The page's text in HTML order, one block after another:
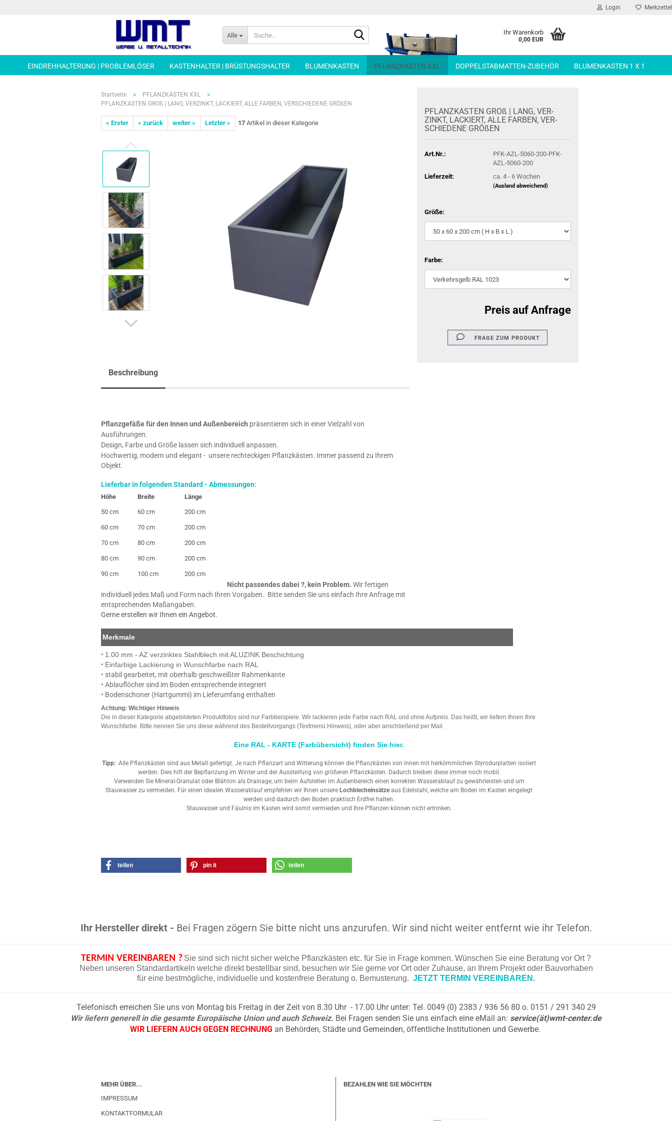
Login Merkzettel
Alle Ihr Warenkorb
0,00 EUR
EINDREHHALTERUNG | PROBLEMLÖSER KASTENHALTER | BRÜSTUNGSHALTER BLUMENKASTEN PFLANZKASTEN XXL DOPPELSTABMATTEN-ZUBEHÖR BLUMENKASTEN 1 X 1
Startseite » PFLANZKASTEN XXL »
PFLANZKASTEN GROß | LANG, VERZINKT, LACKIERT, ALLE FARBEN, VERSCHIEDENE GRÖßEN
« Erster « zurück weiter » Letzter » 17 Artikel in dieser Kategorie
PFLANZ­KAS­TEN GROß | LANG, VER­
ZINKT, LA­CKIERT, ALLE FAR­BEN, VER­
SCHIE­DE­NE GRÖ­ßEN
Art.Nr.:
PFK-AZL-5060-200-PFK-
AZL-5060-200
Lieferzeit:
ca. 4 - 6 Wochen
(Ausland abweichend)
Größe:
Farbe:
Preis auf Anfrage
FRAGE ZUM PRODUKT
Beschreibung
Pflanzgefäße für den Innen und Außenbereich präsentieren sich in einer Vielzahl von
Ausführungen.
Design, Farbe und Größe lassen sich individuell anpassen.
Hochwertig, modern und elegant - unsere rechteckigen Pflanzkästen. Immer passend zu Ihrem
Objekt.
Lieferbar in folgenden Standard - Abmessungen:
Höhe Breite
Länge
50 cm
60 cm 200 cm
60 cm 70 cm 200 cm
70 cm 80 cm 200 cm
80 cm 90 cm 200 cm
90 cm 100 cm 200 cm
Nicht passendes dabei ?, kein Problem. Wir fertigen
individuell jedes Maß und Form nach Ihren Vorgaben. Bitte senden Sie uns einfach Ihre Anfrage mit
entsprechenden Maßangaben.
Gerne erstellen wir Ihnen ein Angebot.
Merkmale
• 1.00 mm - AZ verzinktes Stahlblech mit ALUZINK Beschichtung
• Einfarbige Lackierung in Wunschfarbe nach RAL
• stabil gearbeitet, mit oberhalb geschweißter Rahmenkante
• Ablauflöcher sind im Boden entsprechende integriert
• Bodenschoner (Hartgummi) im Lieferumfang enthalten
Achtung: Wichtiger Hinweis
Die in dieser Kategorie abgebildeten Produktfotos sind nur Farbbeispiele. Wir lackieren jede Farbe nach RAL und ohne Aufpreis. Das heißt, wir liefern Ihnen Ihre
Wunschfarbe. Bitte nennen Sie uns diese während des Bestellvorgangs (Textmenü Hinweis), oder aber anschließend per Mail.
Eine RAL - KARTE (Farbübersicht) finden Sie hier.
Tipp: Alle Pflanzkästen sind aus Metall gefertigt. Je nach Pflanzart und Witterung können die Pflanzkästen von innen mit herkömmlichen Styrodurplatten isoliert
werden. Dies hift der Bepflanzung im Winter und der Aussteifung von größeren Pflanzkästen. Dadurch bleiben diese immer noch mobil.
Verwenden Sie Mineral-Granulat oder Blähton als Drainage, um beim Aufstellen im Außenbereich einen korrekten Wasserablauf zu gewährleisten und um
Stauwasser zu vermeiden. Für einen idealen Wasserablauf empfehlen wir Ihnen unsere Lochblecheinsätze aus Edelstahl, welche am Boden im Kasten eingelegt
werden und dadurch den Boden praktisch Erdfrei halten.
Stauwasser und Fäulnis im Kasten wird somit vermieden und Ihre Pflanzen können nicht ertrinken.
teilen pin it teilen
Ihr Hersteller direkt - Bei Fragen zögern Sie bitte nicht uns anzurufen. Wir sind nicht weiter entfernt wie ihr Telefon.
TERMIN VEREINBAREN ? Sie sind sich nicht sicher welche Pflanzkästen etc. für Sie in Frage kommen. Wünschen Sie eine Beratung vor Ort ?
Neben unseren Standardartikeln welche direkt bestellbar sind, besuchen wir Sie gerne vor Ort oder Zuhause, an Ihrem Projekt oder Bauvorhaben
für eine bestmögliche, individuelle und kostenfreie Beratung o. Bemusterung. JETZT TERMIN VEREINBAREN.
Telefonisch erreichen Sie uns von Montag bis Freitag in der Zeit von 8.30 Uhr - 17.00 Uhr unter: Tel. 0049 (0) 2383 / 936 56 80 o. 0151 / 291 340 29
Wir liefern generell in die gesamte Europäische Union und auch Schweiz. Bei Fragen senden Sie uns einfach eine eMail an: service(ät)wmt-center.de
WIR LIEFERN AUCH GEGEN RECHNUNG an Behörden, Städte und Gemeinden, öffentliche Institutionen und Gewerbe.
MEHR ÜBER...
IMPRESSUM
KONTAKTFORMULAR
BEZAHLEN WIE SIE MÖCHTEN